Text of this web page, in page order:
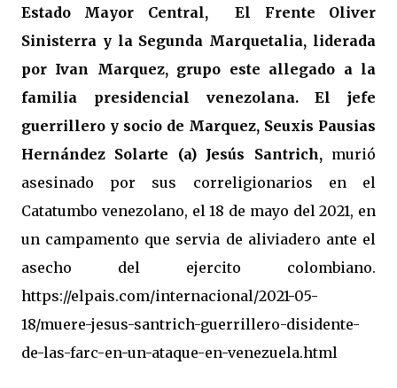
Estado Mayor Central, El Frente Oliver
Sinisterra y la Segunda Marquetalia, liderada
por Ivan Marquez, grupo este allegado a la
familia presidencial venezolana. El jefe
guerrillero y socio de Marquez, Seuxis Pausias
Hernández Solarte (a) Jesús Santrich,murió
asesinado por sus correligionarios en el
Catatumbo venezolano, el 18 de mayo del 2021, en
un campamento que servia de aliviadero ante el
asecho del ejercito colombiano.
https://elpais.com/internacional/2021-05-
18/muere-jesus-santrich-guerrillero-disidente-
de-las-farc-en-un-ataque-en-venezuela.html